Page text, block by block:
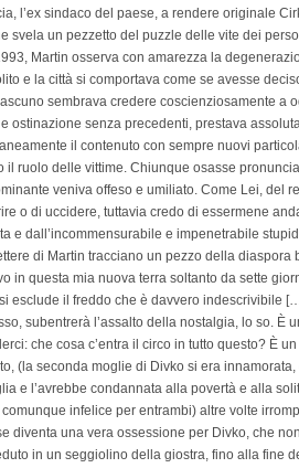
l’ex sindaco del paese, a rendere originale
svela un pezzetto del puzzle delle vite dei
Martin osserva con amarezza la
e la città si comportava come se avesse
sembrava credere coscienziosamente a
ostinazione senza precedenti, prestava
il contenuto con sempre nuovi
il ruolo delle vittime. Chiunque osasse
veniva offeso e umiliato. Come Lei, del
o di uccidere, tuttavia credo di essermene
e dall’incommensurabile e impenetrabile
di Martin tracciano un pezzo della
in questa mia nuova terra soltanto da sette
esclude il freddo che è davvero indescrivibile
subentrerà l’assalto della nostalgia, lo so. È
che cosa c’entra il circo in tutto questo? È
(la seconda moglie di Divko si era
e l’avrebbe condannata alla povertà e alla
infelice per entrambi) altre volte
diventa una vera ossessione per Divko, che
in un seggiolino della giostra, fino alla fine